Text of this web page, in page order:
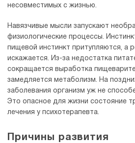
несовместимых с жизнью.
Навязчивые мысли запускают
физиологические процессы.
пищевой инстинкт притупляются, а
искажается. Из-за недостатка
сокращается выработка
замедляется метаболизм. На
заболевания организм уж не
Это опасное для жизни состояние
лечения у психотерапевта.
Причины развития